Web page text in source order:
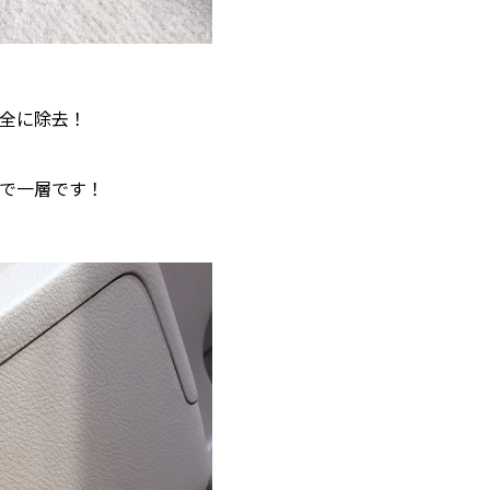
に除去！
一層です！